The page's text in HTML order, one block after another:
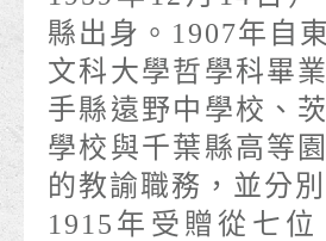
縣出身。1907年自
文科大學哲學科畢
手縣遠野中學校、
學校與千葉縣高等
的教諭職務，並分
1915年受贈從七位